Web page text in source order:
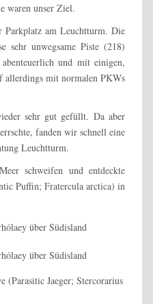
waren unser Ziel.
am Leuchtturm. Die
sehr unwegsame Piste (218)
und mit einigen,
allerdings mit normalen PKWs
sehr gut gefüllt. Da aber
fanden wir schnell eine
Leuchtturm.
schweifen und entdeckte
Puffin; Fratercula arctica) in
(Parasitic Jaeger; Stercorarius